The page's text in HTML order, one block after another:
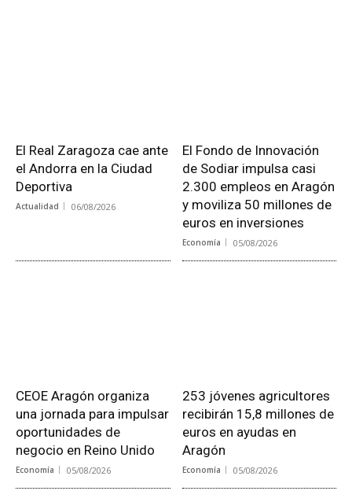
El Real Zaragoza cae ante
el Andorra en la Ciudad
Deportiva
Actualidad 06/08/2026
El Fondo de Innovación
de Sodiar impulsa casi
2.300 empleos en Aragón
y moviliza 50 millones de
euros en inversiones
Economía 05/08/2026
CEOE Aragón organiza
una jornada para impulsar
oportunidades de
negocio en Reino Unido
Economía 05/08/2026
253 jóvenes agricultores
recibirán 15,8 millones de
euros en ayudas en
Aragón
Economía 05/08/2026